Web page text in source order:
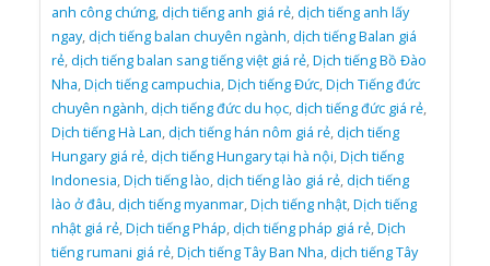
anh công chứng,dịch tiếng anh giá rẻ,dịch tiếng anh lấy
ngay,dịch tiếng balan chuyên ngành,dịch tiếng Balan giá
rẻ,dịch tiếng balan sang tiếng việt giá rẻ,Dịch tiếng Bồ Đào
Nha,Dịch tiếng campuchia,Dịch tiếng Đức,Dịch Tiếng đức
chuyên ngành,dịch tiếng đức du học,dịch tiếng đức giá rẻ,
Dịch tiếng Hà Lan,dịch tiếng hán nôm giá rẻ,dịch tiếng
Hungary giá rẻ,dịch tiếng Hungary tại hà nội,Dịch tiếng
Indonesia,Dịch tiếng lào,dịch tiếng lào giá rẻ,dịch tiếng
lào ở đâu,dịch tiếng myanmar,Dịch tiếng nhật,Dịch tiếng
nhật giá rẻ,Dịch tiếng Pháp,dịch tiếng pháp giá rẻ,Dịch
tiếng rumani giá rẻ,Dịch tiếng Tây Ban Nha,dịch tiếng Tây